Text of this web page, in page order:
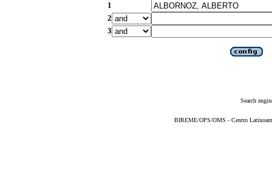
1
2
3
Search
BIREME/OPS/OMS - Centro